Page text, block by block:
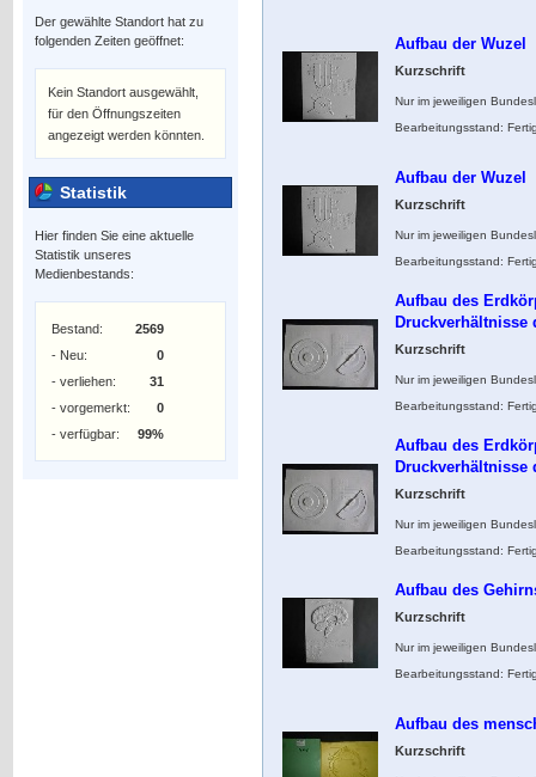
Der gewählte Standort hat zu
folgenden Zeiten geöffnet:
Kein Standort ausgewählt,
für den Öffnungszeiten
angezeigt werden könnten.
Statistik
Hier finden Sie eine aktuelle
Statistik unseres
Medienbestands:
Bestand:
2569
- Neu:
0
- verliehen:
31
- vorgemerkt:
0
- verfügbar:
99%
Aufbau der Wuzel
Kurzschrift
Nur im jeweiligen
Bearbeitungsstand:
Aufbau der Wuzel
Kurzschrift
Nur im jeweiligen
Bearbeitungsstand:
Aufbau des
Druckverhältnisse
Kurzschrift
Nur im jeweiligen
Bearbeitungsstand:
Aufbau des
Druckverhältnisse
Kurzschrift
Nur im jeweiligen
Bearbeitungsstand:
Aufbau des
Kurzschrift
Nur im jeweiligen
Bearbeitungsstand:
Aufbau des
Kurzschrift